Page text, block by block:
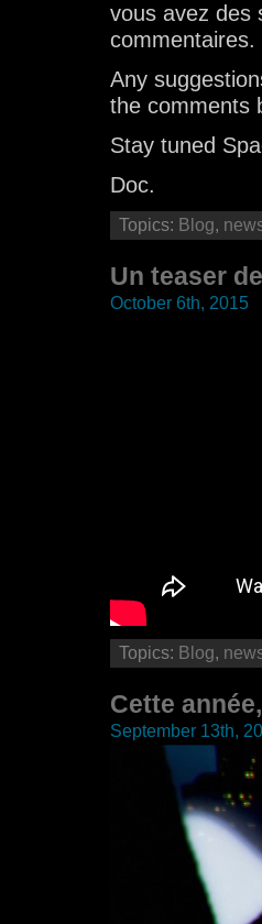
vous avez des
commentaires.
Any
the comments
Stay tuned
Doc.
Topics: Blog,
Un teaser
October 6th, 2015
Topics: Blog,
Cette
September 13th,